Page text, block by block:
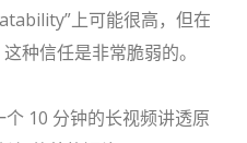
上可能很高，但在
种信任是非常脆弱的。
10 分钟的长视频讲透原